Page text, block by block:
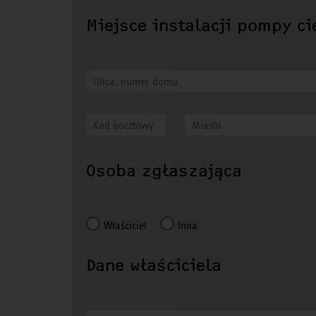
Miejsce instalacji pompy
Osoba zgłaszająca
Właściciel Inna
Dane właściciela